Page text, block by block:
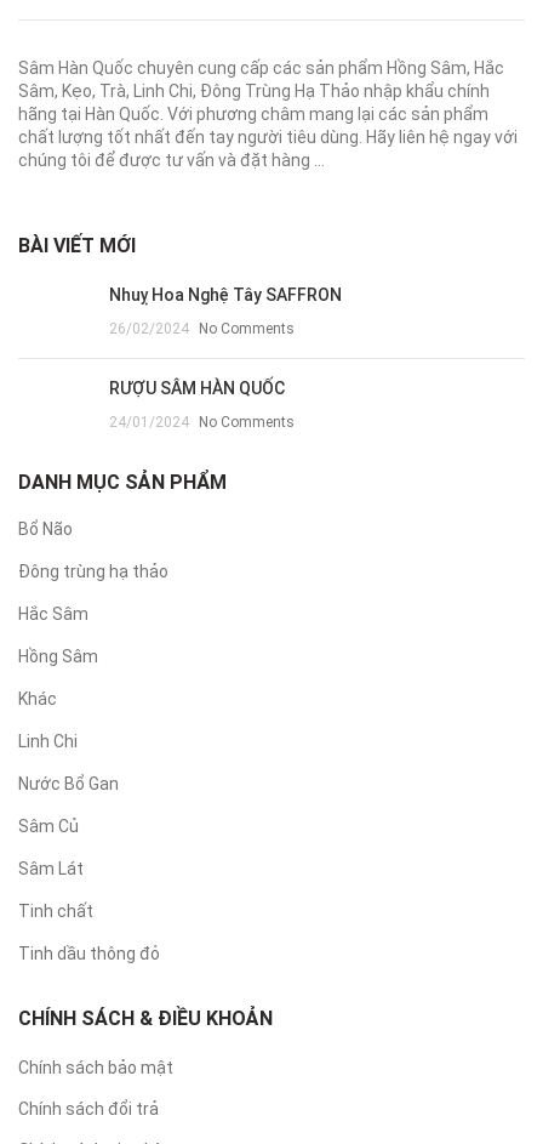
Sâm Hàn Quốc chuyên cung cấp các sản phẩm Hồng Sâm, Hắc
Sâm, Kẹo, Trà, Linh Chi, Đông Trùng Hạ Thảo nhập khẩu chính
hãng tại Hàn Quốc. Với phương châm mang lại các sản phẩm
chất lượng tốt nhất đến tay người tiêu dùng. Hãy liên hệ ngay với
chúng tôi để được tư vấn và đặt hàng ...
BÀI VIẾT MỚI
Nhuỵ Hoa Nghệ Tây SAFFRON
26/02/2024 No Comments
RƯỢU SÂM HÀN QUỐC
24/01/2024 No Comments
DANH MỤC SẢN PHẨM
Bổ Não
Đông trùng hạ thảo
Hắc Sâm
Hồng Sâm
Khác
Linh Chi
Nước Bổ Gan
Sâm Củ
Sâm Lát
Tinh chất
Tinh dầu thông đỏ
CHÍNH SÁCH & ĐIỀU KHOẢN
Chính sách bảo mật
Chính sách đổi trả